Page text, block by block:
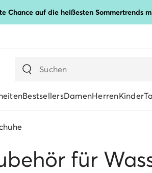
Chance auf die heißesten Sommertrends
BestsellersDamenHerrenKinder
für